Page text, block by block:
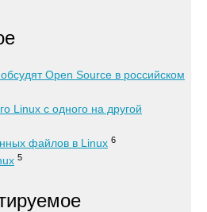
Open Source в российском
Linux с одного на другой
файлов в Linux 6
5